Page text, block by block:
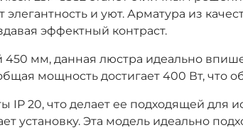
и уют. Арматура из
эффектный контраст.
мм, данная люстра идеально
мощность достигает 400 Вт,
IP 20, что делает ее подходящей
установку. Эта модель идеально